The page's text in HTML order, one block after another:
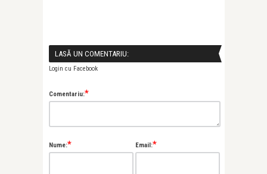
LASĂ UN COMENTARIU:
Login cu Facebook
Comentariu:*
Nume:* Email:*